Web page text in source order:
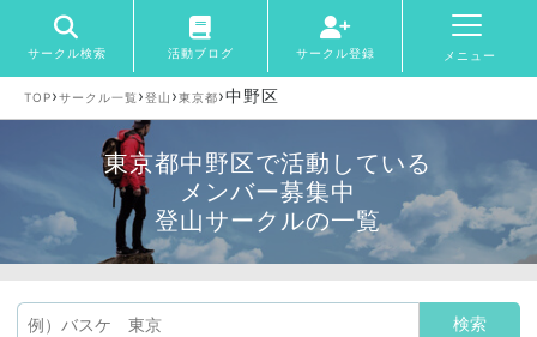
サークル検索 活動ブログ サークル登録 メニュー
TOP›サークル一覧 ›登山 ›東京都›中野区
東京都中野区で活動している
メンバー募集中
登山サークルの一覧